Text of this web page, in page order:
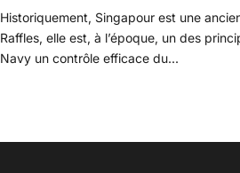
Historiquement, Singapour est une
Raffles, elle est, à l’époque, un des
Navy un contrôle efficace du...